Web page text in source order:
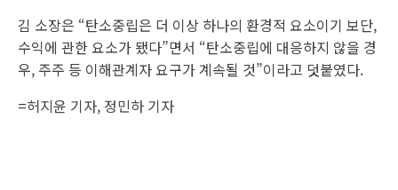
김 소장은 “탄소중립은 더 이상 하나의 환경적 요소이기 보단,
수익에 관한 요소가 됐다”면서 “탄소중립에 대응하지 않을 경
우, 주주 등 이해관계자 요구가 계속될 것”이라고 덧붙였다.
=허지윤 기자, 정민하 기자